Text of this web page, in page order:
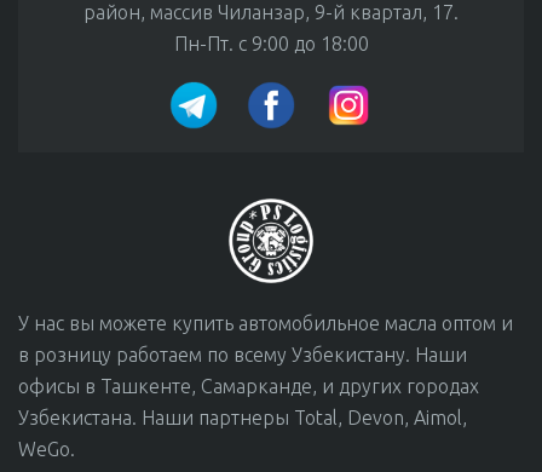
район, массив Чиланзар, 9-й квартал, 17.
Пн-Пт. с 9:00 до 18:00
У нас вы можете купить автомобильное масла оптом и
в розницу работаем по всему Узбекистану. Наши
офисы в Ташкенте, Самарканде, и других городах
Узбекистана. Наши партнеры Total, Devon, Aimol,
WeGo.